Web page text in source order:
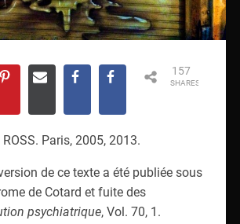
SHARES
157
ROSS. Paris, 2005, 2013.
de ce texte a été publiée sous
de Cotard et fuite des
psychiatrique, Vol. 70, 1.